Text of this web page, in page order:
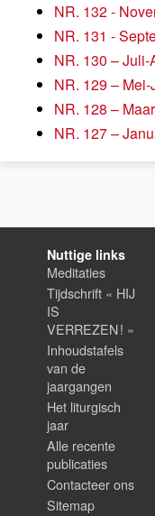
NR. 132 -
NR. 131 -
NR. 130 –
NR. 129 –
NR. 128 –
NR. 127 –
Nuttige links
Meditaties
Tijdschrift « HIJ
IS
VERREZEN ! »
Inhoudstafels
van de
jaargangen
Het liturgisch
jaar
Alle recente
publicaties
Contacteer ons
Sitemap